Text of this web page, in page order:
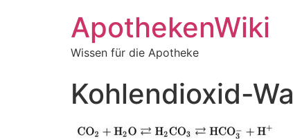
ApothekenWiki
Wissen für die Apotheke
Kohlendioxid-